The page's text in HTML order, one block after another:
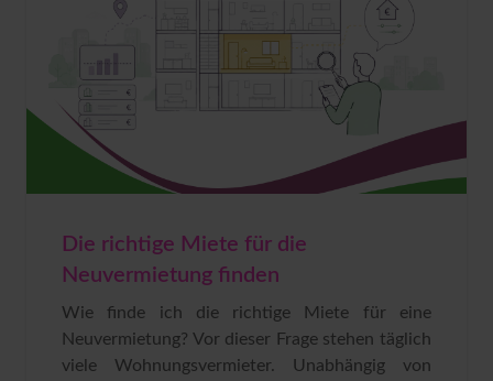
Die richtige Miete für die
Neuvermietung finden
Wie finde ich die richtige Miete für eine
Neuvermietung? Vor dieser Frage stehen täglich
viele Wohnungsvermieter. Unabhängig von